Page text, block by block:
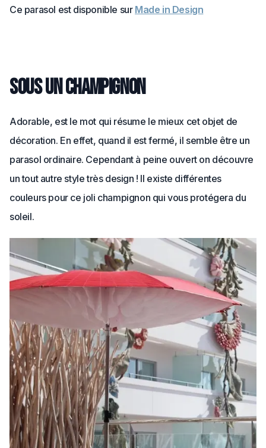
Ce parasol est disponible sur Made in Design
Sous un champignon
Adorable, est le mot qui résume le mieux cet objet de
décoration. En effet, quand il est fermé, il semble être un
parasol ordinaire. Cependant à peine ouvert on découvre
un tout autre style très design ! Il existe différentes
couleurs pour ce joli champignon qui vous protégera du
soleil.